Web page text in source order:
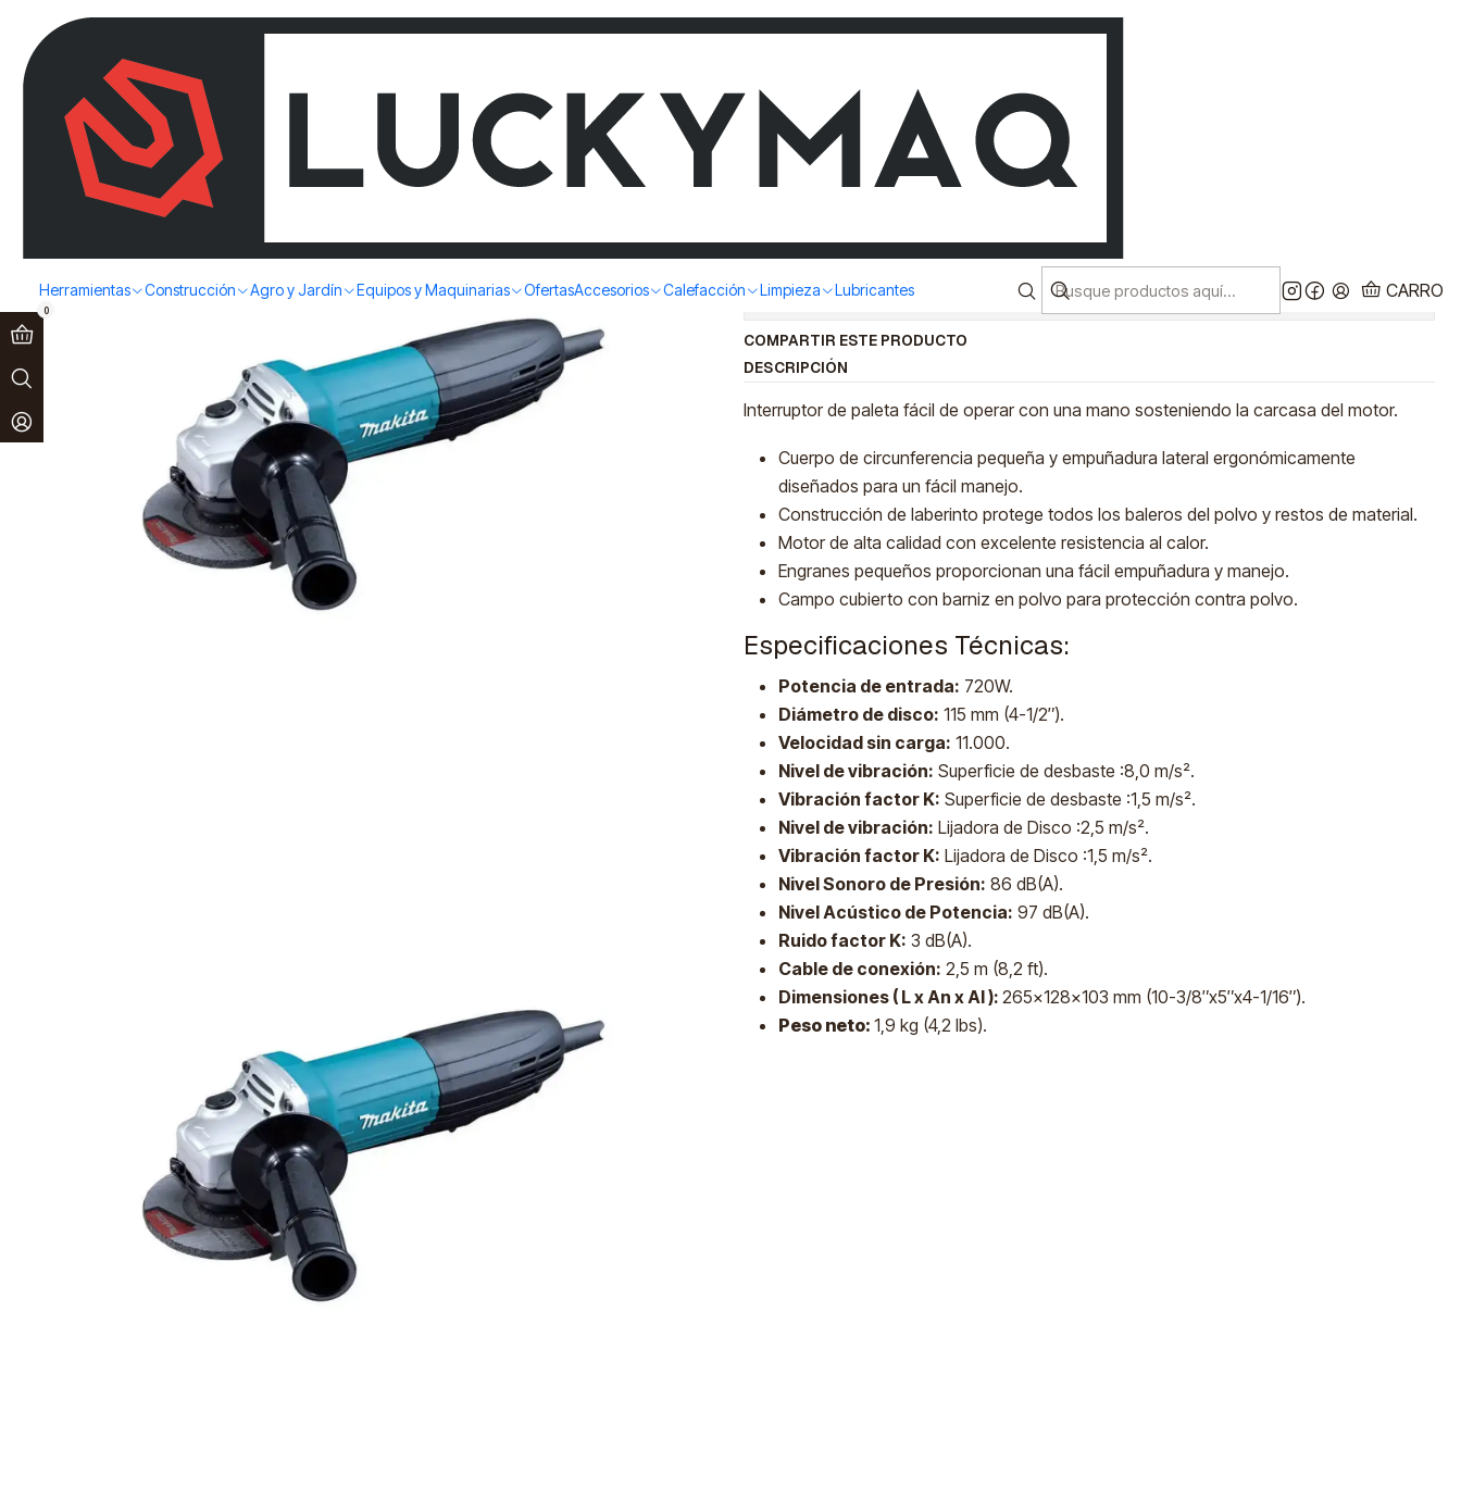
Herramientas Construcción Agro y Jardín Equipos y Maquinarias OfertasAccesorios Calefacción Limpieza Lubricantes CARRO
0
Paga en 3 cuotas sin interés!Ver más Despacho a todo chile!
Inicio
ESMERIL ANGULAR 4 1/2"
720W MAKITA GA4534
Mostrar stock de ubicaciones
COMPARTIR ESTE PRODUCTO
DESCRIPCIÓN
Interruptor de paleta fácil de operar con una mano sosteniendo la carcasa del motor.
Cuerpo de circunferencia pequeña y empuñadura lateral ergonómicamente
diseñados para un fácil manejo.
Construcción de laberinto protege todos los baleros del polvo y restos de material.
Motor de alta calidad con excelente resistencia al calor.
Engranes pequeños proporcionan una fácil empuñadura y manejo.
Campo cubierto con barniz en polvo para protección contra polvo.
Especificaciones Técnicas:
Potencia de entrada: 720W.
Diámetro de disco: 115 mm (4-1/2″).
Velocidad sin carga: 11.000.
Nivel de vibración: Superficie de desbaste :8,0 m/s².
Vibración factor K: Superficie de desbaste :1,5 m/s².
Nivel de vibración: Lijadora de Disco :2,5 m/s².
Vibración factor K: Lijadora de Disco :1,5 m/s².
Nivel Sonoro de Presión: 86 dB(A).
Nivel Acústico de Potencia: 97 dB(A).
Ruido factor K: 3 dB(A).
Cable de conexión: 2,5 m (8,2 ft).
Dimensiones ( L x An x Al ): 265x128x103 mm (10-3/8″x5″x4-1/16″).
Peso neto: 1,9 kg (4,2 lbs).